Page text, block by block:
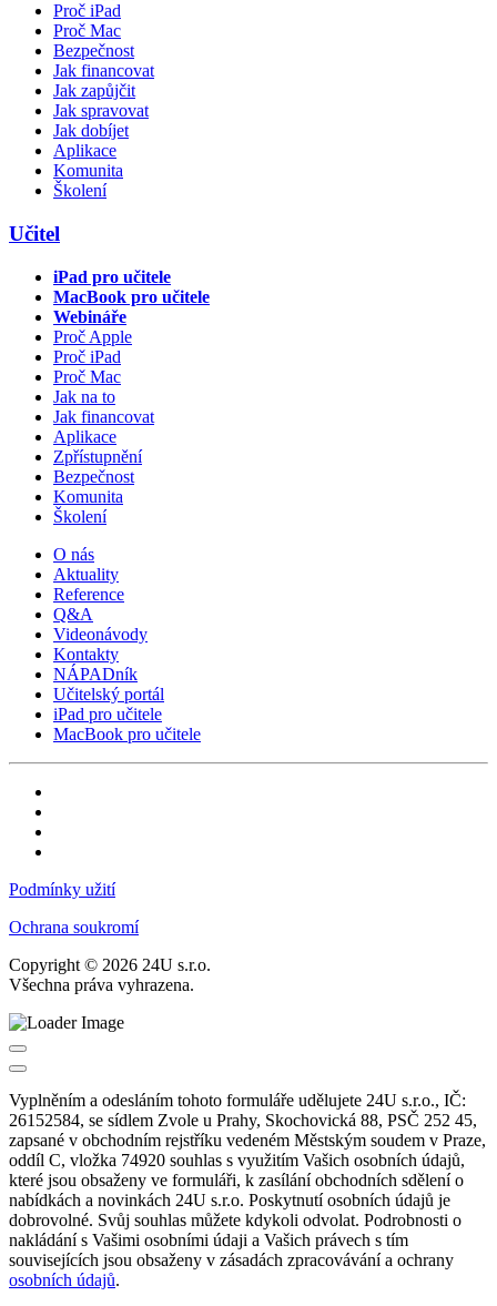
Proč iPad
Proč Mac
Bezpečnost
Jak financovat
Jak zapůjčit
Jak spravovat
Jak dobíjet
Aplikace
Komunita
Školení
Učitel
iPad pro učitele
MacBook pro učitele
Webináře
Proč Apple
Proč iPad
Proč Mac
Jak na to
Jak financovat
Aplikace
Zpřístupnění
Bezpečnost
Komunita
Školení
O nás
Aktuality
Reference
Q&A
Videonávody
Kontakty
NÁPADník
Učitelský portál
iPad pro učitele
MacBook pro učitele
Podmínky užití
Ochrana soukromí
Copyright © 2026 24U s.r.o.
Všechna práva vyhrazena.
Vyplněním a odesláním tohoto formuláře udělujete 24U s.r.o., IČ:
26152584, se sídlem Zvole u Prahy, Skochovická 88, PSČ 252 45,
zapsané v obchodním rejstříku vedeném Městským soudem v Praze,
oddíl C, vložka 74920 souhlas s využitím Vašich osobních údajů,
které jsou obsaženy ve formuláři, k zasílání obchodních sdělení o
nabídkách a novinkách 24U s.r.o. Poskytnutí osobních údajů je
dobrovolné. Svůj souhlas můžete kdykoli odvolat. Podrobnosti o
nakládání s Vašimi osobními údaji a Vašich právech s tím
souvisejících jsou obsaženy v zásadách zpracovávání a ochrany
osobních údajů.